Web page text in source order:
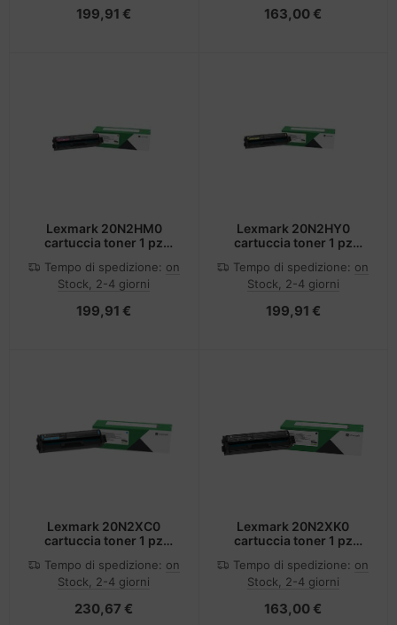
199,91 € 163,00 €
Lexmark 20N2HM0
cartuccia toner 1 pz
Tempo di spedizione: on
Stock, 2-4 giorni
199,91 €
Lexmark 20N2HY0
cartuccia toner 1 pz
Tempo di spedizione: on
Stock, 2-4 giorni
199,91 €
Lexmark 20N2XC0
cartuccia toner 1 pz
Tempo di spedizione: on
Stock, 2-4 giorni
230,67 €
Lexmark 20N2XK0
cartuccia toner 1 pz
Tempo di spedizione: on
Stock, 2-4 giorni
163,00 €